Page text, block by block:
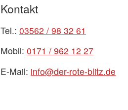
Kontakt
Tel.: 03562 / 98 32 61
Mobil: 0171 / 962 12 27
E-Mail: info@der-rote-blitz.de